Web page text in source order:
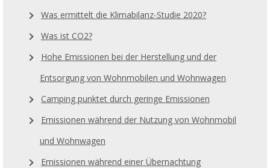
Was ermittelt die Klimabilanz-Studie 2020?
Was ist CO2?
Hohe Emissionen bei der Herstellung und der
Entsorgung von Wohnmobilen und Wohnwagen
Camping punktet durch geringe Emissionen
Emissionen während der Nutzung von Wohnmobil
und Wohnwagen
Emissionen während einer Übernachtung